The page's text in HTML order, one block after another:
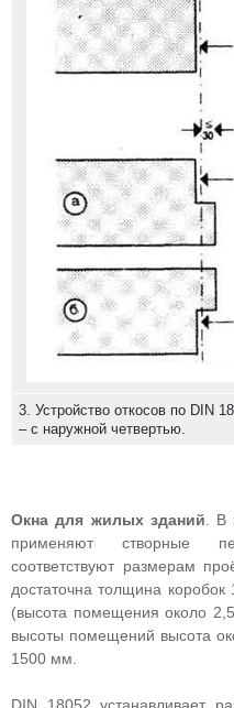
3. Устройство откосов по DIN
– с наружной четвертью.
Окна для жилых зданий .
применяют створные
соответствуют размерам
достаточна толщина
(высота помещения около
высоты помещений высота
1500 мм.